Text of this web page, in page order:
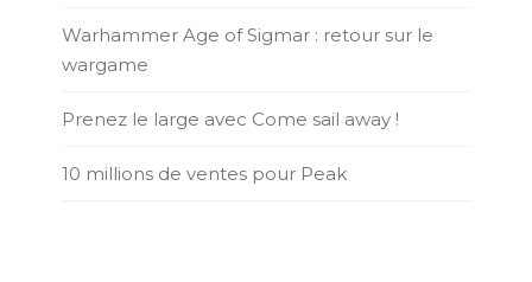
Warhammer Age of Sigmar : retour sur le
wargame
Prenez le large avec Come sail away !
10 millions de ventes pour Peak